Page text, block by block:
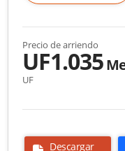
Precio de arriendo
UF1.035
UF
Descargar